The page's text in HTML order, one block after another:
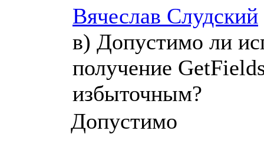
Вячеслав Слудский
в) Допустимо ли
получение
избыточным?
Допустимо